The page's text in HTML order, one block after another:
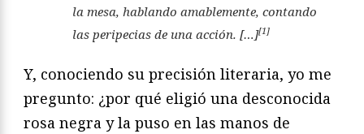
la mesa, hablando amablemente, contando
las peripecias de una acción. […][1]
Y, conociendo su precisión literaria, yo me
pregunto: ¿por qué eligió una desconocida
rosa negra y la puso en las manos de